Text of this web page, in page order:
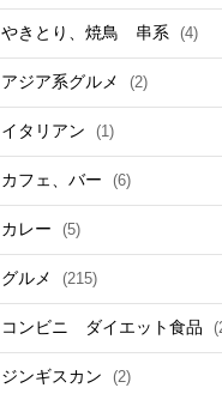
やきとり、焼鳥 串系 (4)
アジア系グルメ (2)
イタリアン (1)
カフェ、バー (6)
カレー (5)
グルメ (215)
コンビニ ダイエット食品
ジンギスカン (2)